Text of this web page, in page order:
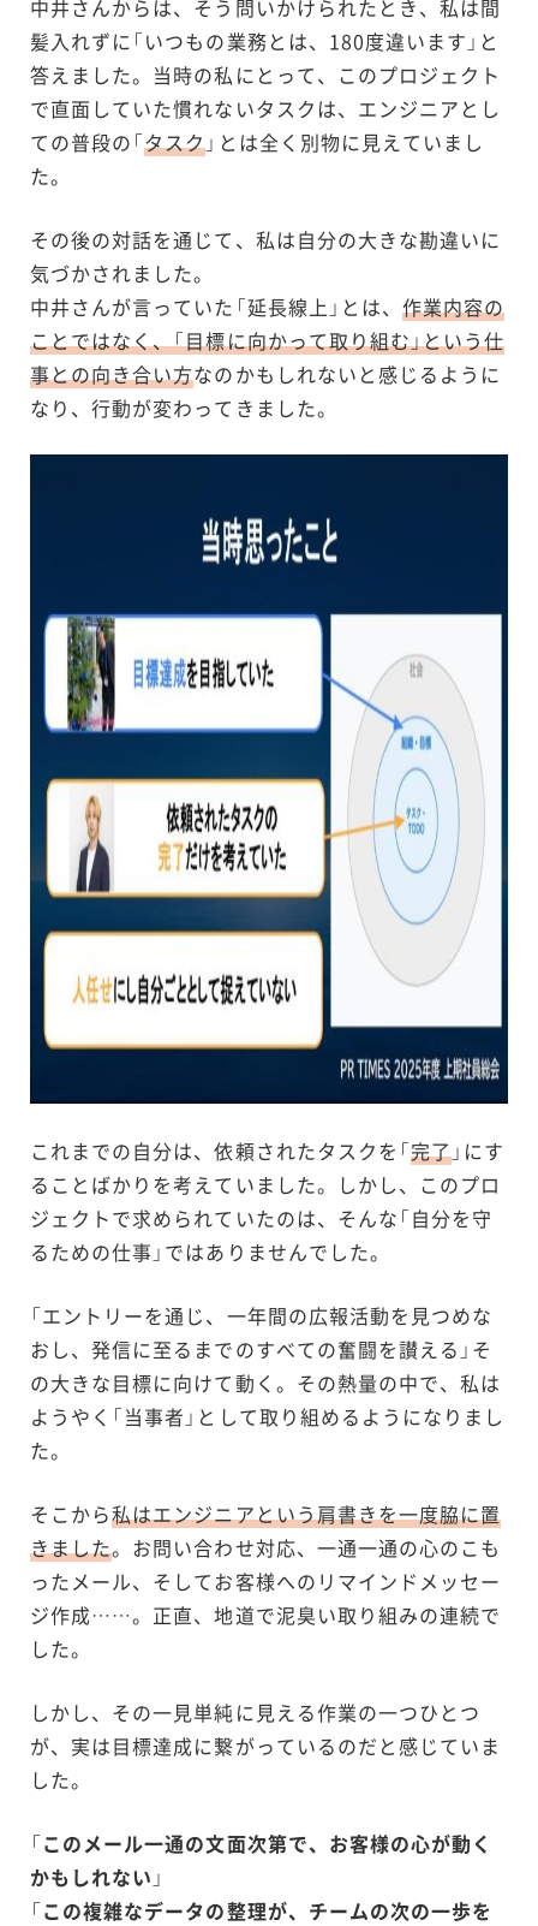
中井さんからは、そう問いかけられたとき、私は間
髪入れずに「いつもの業務とは、180度違います」と
答えました。当時の私にとって、このプロジェクト
で直面していた慣れないタスクは、エンジニアとし
ての普段の「タスク」とは全く別物に見えていまし
た。
その後の対話を通じて、私は自分の大きな勘違いに
気づかされました。
中井さんが言っていた「延長線上」とは、 作業内容の
ことではなく、「目標に向かって取り組む」という仕
事との向き合い方なのかもしれないと感じるように
なり、行動が変わってきました。
これまでの自分は、依頼されたタスクを「完了」にす
ることばかりを考えていました。しかし、このプロ
ジェクトで求められていたのは、そんな「自分を守
るための仕事」ではありませんでした。
「エントリーを通じ、一年間の広報活動を見つめな
おし、発信に至るまでのすべての奮闘を讃える」そ
の大きな目標に向けて動く。その熱量の中で、私は
ようやく「当事者」として取り組めるようになりまし
た。
そこから私はエンジニアという肩書きを一度脇に置
きました。お問い合わせ対応、一通一通の心のこも
ったメール、そしてお客様へのリマインドメッセー
ジ作成……。正直、地道で泥臭い取り組みの連続で
した。
しかし、その一見単純に見える作業の一つひとつ
が、実は目標達成に繋がっているのだと感じていま
した。
「このメール一通の文面次第で、お客様の心が動く
かもしれない 」
「この複雑なデータの整理が、チームの次の一歩を